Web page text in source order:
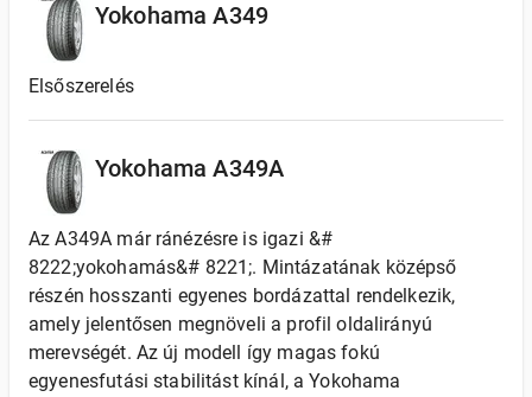
Yokohama A349
Elsőszerelés
Yokohama A349A
Az A349A már ránézésre is igazi &#
8222;yokohamás&# 8221;. Mintázatának középső
részén hosszanti egyenes bordázattal rendelkezik,
amely jelentősen megnöveli a profil oldalirányú
merevségét. Az új modell így magas fokú
egyenesfutási stabilitást kínál, a Yokohama